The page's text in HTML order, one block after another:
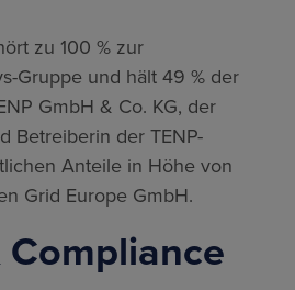
zu 100 % zur
Gruppe und hält 49 % der
GmbH & Co. KG, der
Betreiberin der TENP-
Anteile in Höhe von
Grid Europe GmbH.
Compliance